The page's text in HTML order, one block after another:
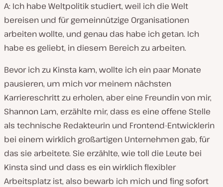
A: Ich habe Weltpolitik studiert, weil ich die Welt
bereisen und für gemeinnützige Organisationen
arbeiten wollte, und genau das habe ich getan. Ich
habe es geliebt, in diesem Bereich zu arbeiten.
Bevor ich zu Kinsta kam, wollte ich ein paar Monate
pausieren, um mich vor meinem nächsten
Karriereschritt zu erholen, aber eine Freundin von mir,
Shannon Lam, erzählte mir, dass es eine offene Stelle
als technische Redakteurin und Frontend-Entwicklerin
bei einem wirklich großartigen Unternehmen gab, für
das sie arbeitete. Sie erzählte, wie toll die Leute bei
Kinsta sind und dass es ein wirklich flexibler
Arbeitsplatz ist, also bewarb ich mich und fing sofort